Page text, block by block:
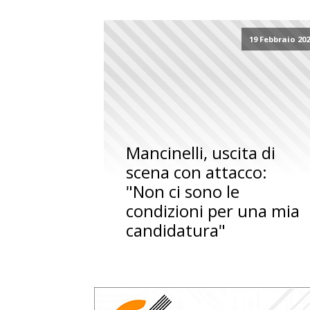
19 Febbraio
Mancinelli, uscita di
scena con attacco:
"Non ci sono le
condizioni per una mia
candidatura"